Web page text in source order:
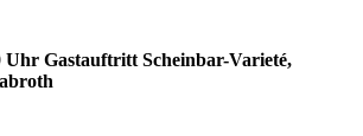
Uhr Gastauftritt Scheinbar-Varieté,